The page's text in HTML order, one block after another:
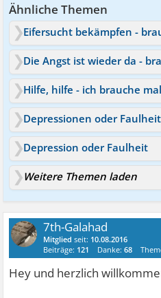
Ähnliche Themen
Depressionen oder
Depression oder Faulheit
Weitere Themen laden
7th-Galahad
Mitglied seit: 10.08.2016
Beiträge: 121 Danke:68
Hey und herzlich